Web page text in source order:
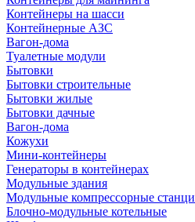
Контейнеры на шасси
Контейнерные АЗС
Вагон-дома
Туалетные модули
Бытовки
Бытовки строительные
Бытовки жилые
Бытовки дачные
Вагон-дома
Кожухи
Мини-контейнеры
Генераторы в контейнерах
Модульные здания
Модульные компрессорные
Блочно-модульные котельные